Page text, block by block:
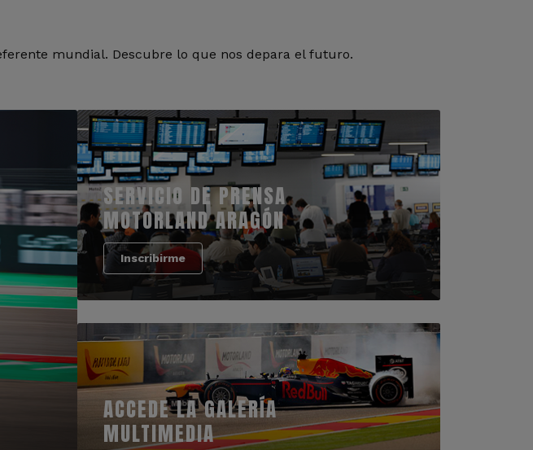
mundial. Descubre lo que nos depara el futuro.
SERVICIO DE PRENSA
MOTORLAND ARAGÓN
Inscribirme
ACCEDE LA GALERÍA
MULTIMEDIA